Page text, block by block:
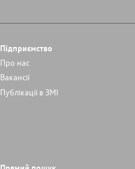
Підприємство
Про нас
Вакансії
Публікації в ЗМІ